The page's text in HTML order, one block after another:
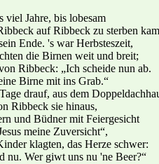
viel Jahre, bis lobesam
auf Ribbeck zu sterben
Ende. 's war Herbsteszeit,
die Birnen weit und breit;
Ribbeck: „Ich scheide nun ab.
Birne mit ins Grab.“
drauf, aus dem
Ribbeck sie hinaus,
und Büdner mit Feiergesicht
meine Zuversicht“,
klagten, das Herze schwer:
nu. Wer giwt uns nu 'ne Beer?“